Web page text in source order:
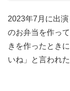
2023年7月に出
のお弁当を作っ
きを作ったとき
いね」と言われ